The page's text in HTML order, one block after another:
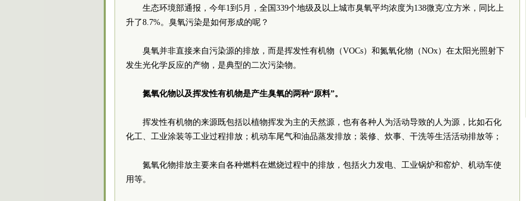
生态环境部通报，今年1到5月，全国339个地级及以上城市臭氧平均浓度为138微克/立方米，同比上
升了8.7%。臭氧污染是如何形成的呢？
臭氧并非直接来自污染源的排放，而是挥发性有机物（VOCs）和氮氧化物（NOx）在太阳光照射下
发生光化学反应的产物，是典型的二次污染物。
氮氧化物以及挥发性有机物是产生臭氧的两种“原料”。
挥发性有机物的来源既包括以植物挥发为主的天然源，也有各种人为活动导致的人为源，比如石化
化工、工业涂装等工业过程排放；机动车尾气和油品蒸发排放；装修、炊事、干洗等生活活动排放等；
氮氧化物排放主要来自各种燃料在燃烧过程中的排放，包括火力发电、工业锅炉和窑炉、机动车使
用等。